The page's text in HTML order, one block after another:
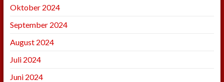
Oktober 2024
September 2024
August 2024
Juli 2024
Juni 2024